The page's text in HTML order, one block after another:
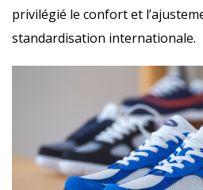
privilégié le confort et
standardisation internationale.